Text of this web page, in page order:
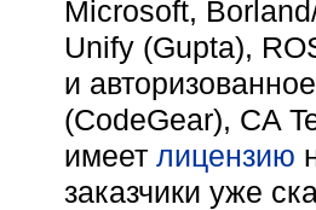
Microsoft,
Unify (Gupta),
и
(CodeGear), CA
имеет лицензию
заказчики уже